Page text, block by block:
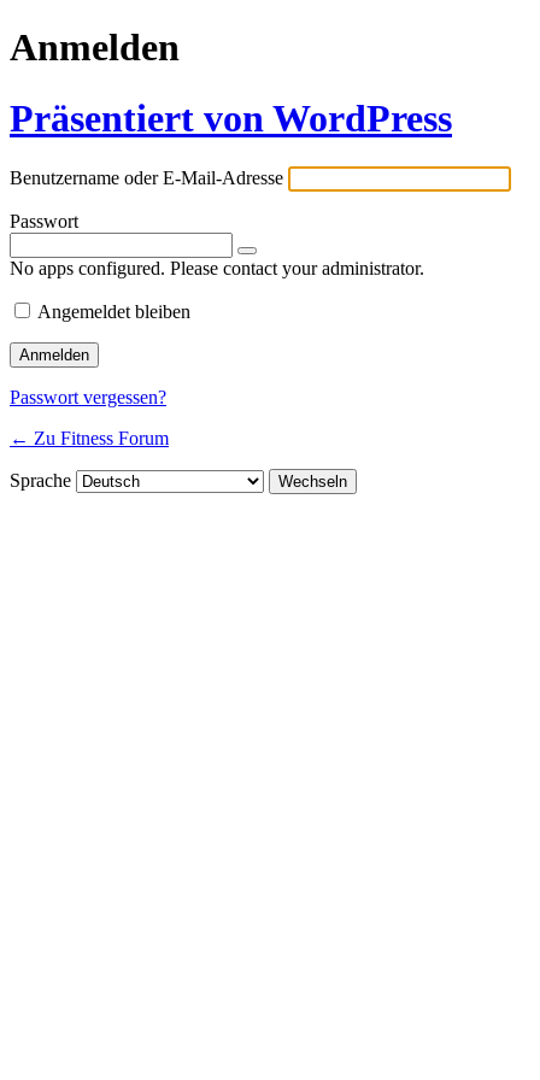
Anmelden
Präsentiert von WordPress
Benutzername oder E-Mail-Adresse
Passwort
No apps configured. Please contact your administrator.
Angemeldet bleiben
Passwort vergessen?
← Zu Fitness Forum
Sprache